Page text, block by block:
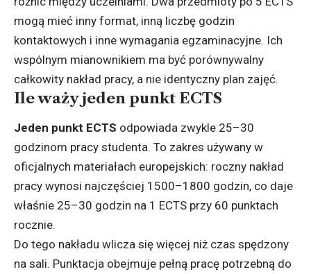
mogą mieć inny format, inną liczbę godzin
kontaktowych i inne wymagania egzaminacyjne. Ich
wspólnym mianownikiem ma być porównywalny
całkowity nakład pracy, a nie identyczny plan zajęć.
Ile waży jeden punkt ECTS
Jeden punkt ECTS odpowiada zwykle 25–30
godzinom pracy studenta. To zakres używany w
oficjalnych materiałach europejskich: roczny nakład
pracy wynosi najczęściej 1500–1800 godzin, co daje
właśnie 25–30 godzin na 1 ECTS przy 60 punktach
rocznie.
Do tego nakładu wlicza się więcej niż czas spędzony
na sali. Punktacja obejmuje pełną pracę potrzebną do